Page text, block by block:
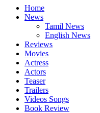
Home
News
Tamil News
English News
Reviews
Movies
Actress
Actors
Teaser
Trailers
Videos Songs
Book Review